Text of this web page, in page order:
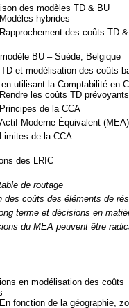
des modèles TD & BU
Modèles hybrides
Rapprochement des coûts TD
BU – Suède, Belgique
et modélisation des coûts
en utilisant la Comptabilité en
Rendre les coûts TD prévoyants
Principes de la CCA
Actif Moderne Équivalent (MEA)
Limites de la CCA
des LRIC
de routage
des coûts des éléments de
terme et décisions en
du MEA peuvent être
en modélisation des coûts
En fonction de la géographie,